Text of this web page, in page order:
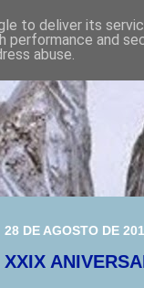
28 DE AGOSTO DE
XXIX
to deliver its
performance and
abuse.